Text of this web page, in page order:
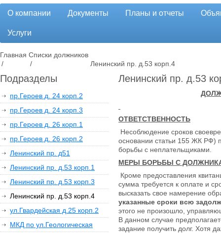
О компании Документы Планы и отчеты
Услуги
Главная
/
Списки должников
/
Ленинский пр. д.53 корп.4
Подразделы
пр.Героев д. 24 корп.2
пр.Героев д. 24 корп.3
пр.Героев д. 26 корп.1
пр.Героев д. 26 корп.2
Ленинский пр. д51
Ленинский пр. д.53 корп.1
Ленинский пр. д.53 корп.3
Ленинский пр. д.53 корп.4
ул.Гвардейская д.25 корп.2
МКД по ул.Геологическая
Ленинский пр. д.53
ОТВЕТСТВЕННОСТЬ
Несоблюдение сроков
основании статьи 155 ЖК РФ)
борьбы с неплательщиками.
МЕРЫ БОРЬБЫ С
Кроме предоставления
сумма требуется к оплате и
высказать свое намерение
указанные сроки всю
этого не произошло,
В данном случае
задание получить долг. Хотя